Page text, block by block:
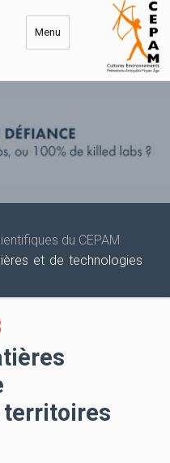
Menu
du CEPAM
et de technologies
territoires